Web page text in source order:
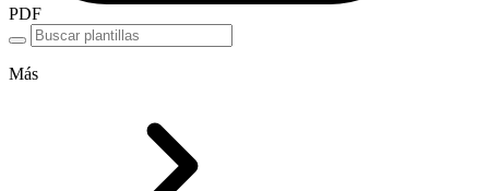
PDF
Más